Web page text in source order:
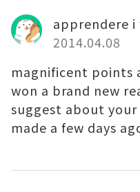
apprendere
2014.04.08
magnificent points
won a brand new
suggest about
made a few days